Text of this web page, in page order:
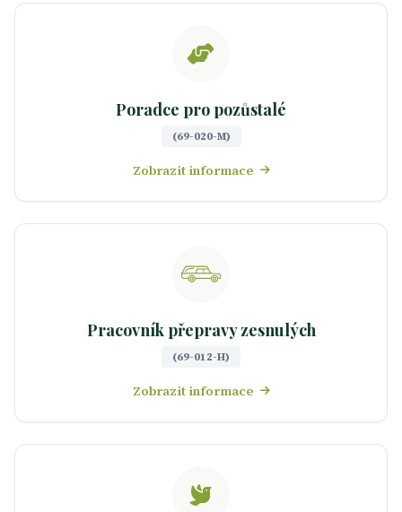
Poradce pro pozůstalé
(69-020-M)
Zobrazit informace
Pracovník přepravy zesnulých
(69-012-H)
Zobrazit informace